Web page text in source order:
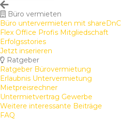
Büro vermieten
Büro untervermieten mit shareDnC
Flex Office Profis Mitgliedschaft
Erfolgsstories
Jetzt inserieren
Ratgeber
Ratgeber Bürovermietung
Erlaubnis Untervermietung
Mietpreisrechner
Untermietvertrag Gewerbe
Weitere interessante Beiträge
FAQ